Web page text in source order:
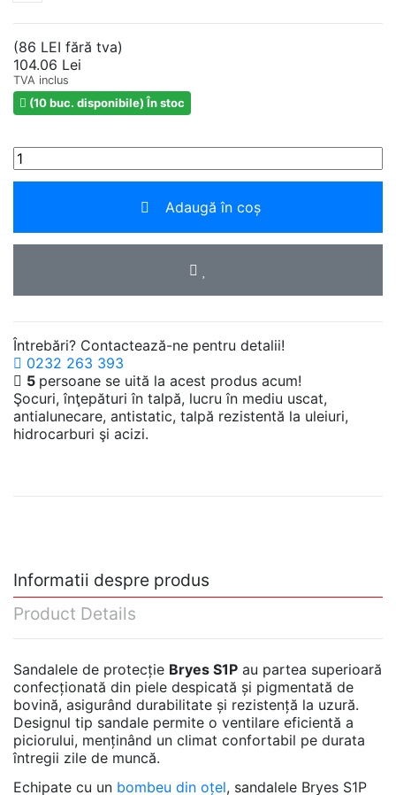
(86 LEI fără tva)
104.06 Lei
TVA inclus
(10 buc. disponibile)În stoc
Adaugă în coș
Întrebări? Contactează-ne pentru detalii!
0232 263 393
5 persoane se uită la acest produs acum!
Şocuri, înţepături în talpă, lucru în mediu uscat,
antialunecare, antistatic, talpă rezistentă la uleiuri,
hidrocarburi şi acizi.
Informatii despre produs
Product Details
Sandalele de protecție Bryes S1P au partea superioară
confecționată din piele despicată și pigmentată de
bovină, asigurând durabilitate și rezistență la uzură.
Designul tip sandale permite o ventilare eficientă a
piciorului, menținând un climat confortabil pe durata
întregii zile de muncă.
Echipate cu un bombeu din oțel, sandalele Bryes S1P